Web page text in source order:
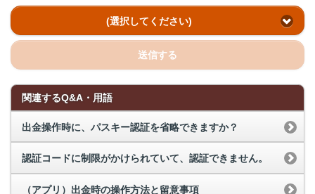
(選択してください)
送信する
関連するQ&A・用語
出金操作時に、パスキー認証を省略できますか？
認証コードに制限がかけられていて、認証できません。
（アプリ）出金時の操作方法と留意事項